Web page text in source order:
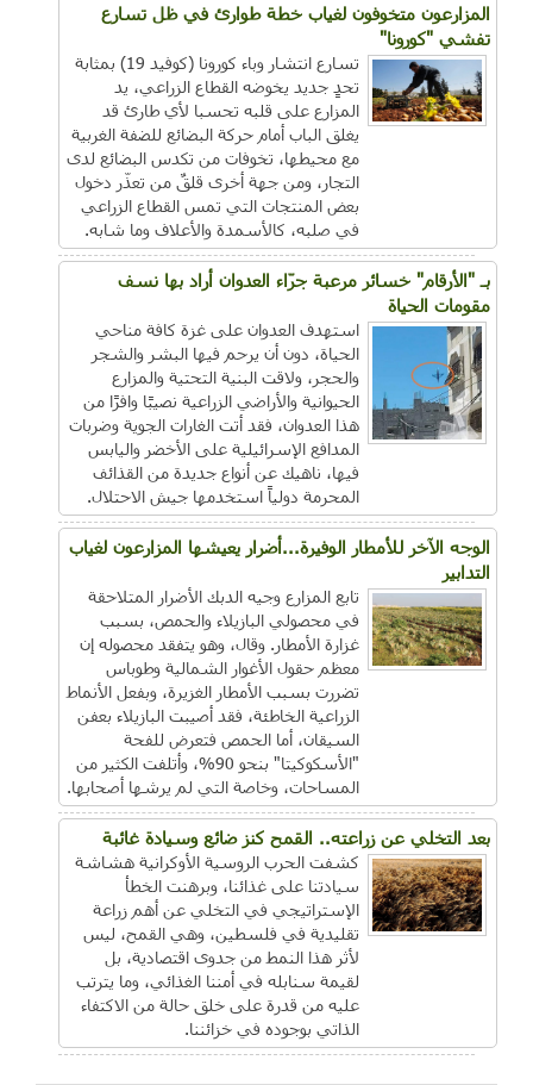
المزارعون متخوفون لغياب خطة طوارئ في ظل تسارع
تفشي "كورونا"
تسارع انتشار وباء كورونا (كوفيد 19) بمثابة
تحدٍ جديد يخوضه القطاع الزراعي، يد
المزارع على قلبه تحسبا لأي طارئ قد
يغلق الباب أمام حركة البضائع للضفة الغربية
مع محيطها، تخوفات من تكدس البضائع لدى
التجار، ومن جهة أخرى قلقٌ من تعذّر دخول
بعض المنتجات التي تمس القطاع الزراعي
في صلبه، كالأسمدة والأعلاف وما شابه.
بـ "الأرقام" خسائر مرعبة جرّاء العدوان أراد بها نسف
مقومات الحياة
استهدف العدوان على غزة كافة مناحي
الحياة، دون أن يرحم فيها البشر والشجر
والحجر، ولاقت البنية التحتية والمزارع
الحيوانية والأراضي الزراعية نصيبًا وافرًا من
هذا العدوان، فقد أتت الغارات الجوية وضربات
المدافع الإسرائيلية على الأخضر واليابس
فيها، ناهيك عن أنواع جديدة من القذائف
المحرمة دولياً استخدمها جيش الاحتلال.
الوجه الآخر للأمطار الوفيرة...أضرار يعيشها المزارعون لغياب
التدابير
تابع المزارع وجيه الدبك الأضرار المتلاحقة
في محصولي البازيلاء والحمص، بسبب
غزارة الأمطار. وقال، وهو يتفقد محصوله إن
معظم حقول الأغوار الشمالية وطوباس
تضررت بسبب الأمطار الغزيرة، وبفعل الأنماط
الزراعية الخاطئة، فقد أصيبت البازيلاء بعفن
السيقان، أما الحمص فتعرض للفحة
"الأسكوكيتا" بنحو 90%، وأتلفت الكثير من
المساحات، وخاصة التي لم يرشها أصحابها.
بعد التخلي عن زراعته.. القمح كنز ضائع وسيادة غائبة
كشفت الحرب الروسية الأوكرانية هشاشة
سيادتنا على غذائنا، وبرهنت الخطأ
الإستراتيجي في التخلي عن أهم زراعة
تقليدية في فلسطين، وهي القمح، ليس
لأثر هذا النمط من جدوى اقتصادية، بل
لقيمة سنابله في أمننا الغذائي، وما يترتب
عليه من قدرة على خلق حالة من الاكتفاء
الذاتي بوجوده في خزائننا.